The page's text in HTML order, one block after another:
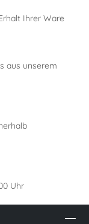
Ihrer Ware
aus unserem
Uhr